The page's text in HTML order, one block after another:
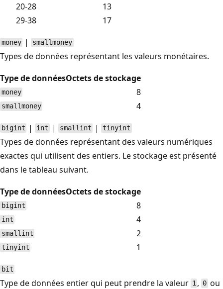
20-28
13
29-38
17
money | smallmoney
Types de données représentant les valeurs monétaires.
Type de donnéesOctets de stockage
money 8
smallmoney 4
bigint | int | smallint | tinyint
Types de données représentant des valeurs numériques
exactes qui utilisent des entiers. Le stockage est présenté
dans le tableau suivant.
Type de donnéesOctets de stockage
bigint 8
int 4
smallint 2
tinyint 1
bit
Type de données entier qui peut prendre la valeur 1 , 0ou